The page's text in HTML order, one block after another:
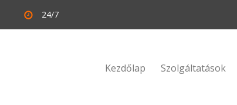
24/7
Kezdőlap Szolgáltatások